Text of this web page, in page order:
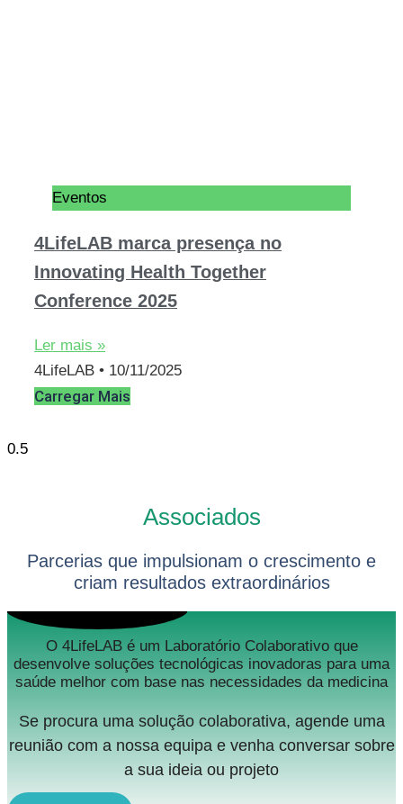
Eventos
4LifeLAB marca presença no
Innovating Health Together
Conference 2025
Ler mais »
4LifeLAB
10/11/2025
Carregar Mais
Associados
Parcerias que impulsionam o crescimento e
criam resultados extraordinários
O 4LifeLAB é um Laboratório Colaborativo que
desenvolve soluções tecnológicas inovadoras para uma
saúde melhor com base nas necessidades da medicina
Se procura uma solução colaborativa, agende uma
reunião com a nossa equipa e venha conversar sobre
a sua ideia ou projeto